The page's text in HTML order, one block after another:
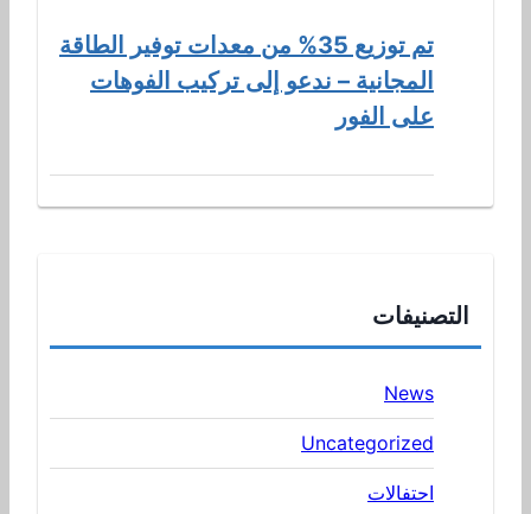
تم توزيع 35% من معدات توفير الطاقة
المجانية – ندعو إلى تركيب الفوهات
على الفور
التصنيفات
News
Uncategorized
احتفالات